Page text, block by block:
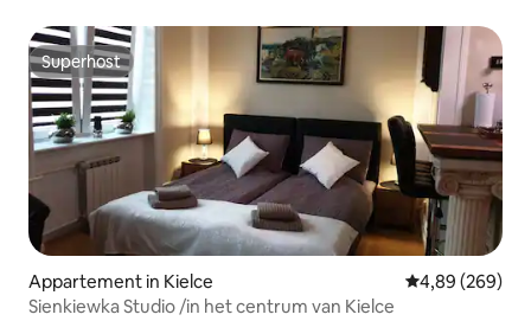
Superhost
Superhost
Appartement in Kielce Gemiddelde
4,89 (269)
Sienkiewka Studio /in het centrum van Kielce